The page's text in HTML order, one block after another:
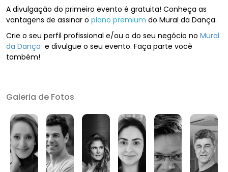
A divulgação do primeiro evento é gratuita! Conheça as
vantagens de assinar o plano premium do Mural da Dança.
Crie o seu perfil profissional e/ou o do seu negócio no Mural
da Dança e divulgue o seu evento. Faça parte você
também!
Galeria de Fotos